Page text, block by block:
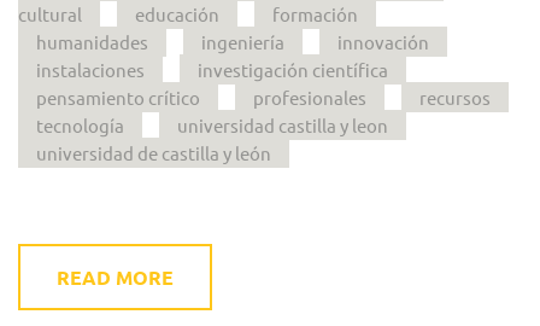
cultural
educación
formación
humanidades
ingeniería
innovación
instalaciones
investigación científica
pensamiento crítico
profesionales
recursos
tecnología
universidad castilla y leon
universidad de castilla y león
READ MORE